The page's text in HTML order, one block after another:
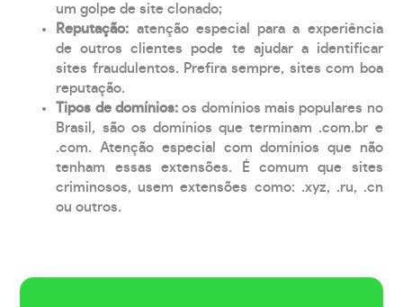
um golpe de site clonado;
Reputação: atenção especial para a experiência
de outros clientes pode te ajudar a identificar
sites fraudulentos. Prefira sempre, sites com boa
reputação.
Tipos de domínios:os domínios mais populares no
Brasil, são os domínios que terminam .com.br e
.com. Atenção especial com domínios que não
tenham essas extensões. É comum que sites
criminosos, usem extensões como: .xyz, .ru, .cn
ou outros.